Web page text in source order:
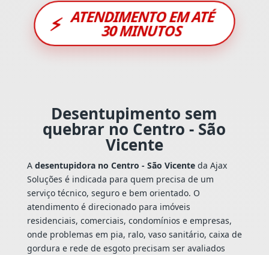
⚡ ATENDIMENTO EM ATÉ
30 MINUTOS
Desentupimento sem
quebrar no Centro - São
Vicente
A desentupidora no Centro - São Vicenteda Ajax
Soluções é indicada para quem precisa de um
serviço técnico, seguro e bem orientado. O
atendimento é direcionado para imóveis
residenciais, comerciais, condomínios e empresas,
onde problemas em pia, ralo, vaso sanitário, caixa de
gordura e rede de esgoto precisam ser avaliados